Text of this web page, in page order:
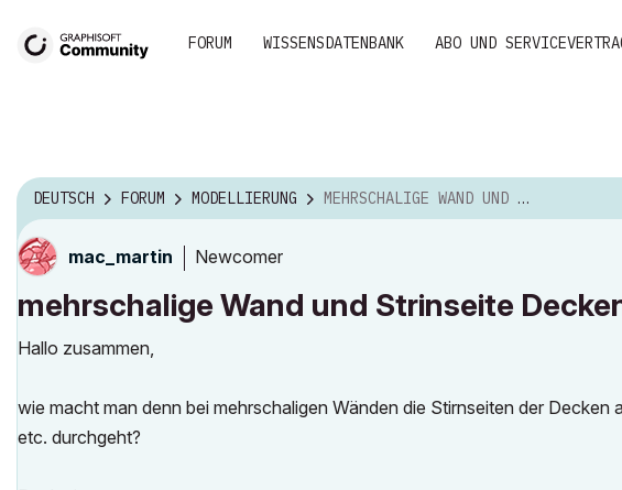
FORUM WISSENSDATENBANK ABO UND
DEUTSCH FORUM MODELLIERUNG MEHRSCHALIGE WAND UND STRINSEITE DECKEN
mac_martin Newcomer
mehrschalige Wand und Strinseite
Hallo zusammen,
wie macht man denn bei mehrschaligen Wänden die Stirnseiten der
etc. durchgeht?